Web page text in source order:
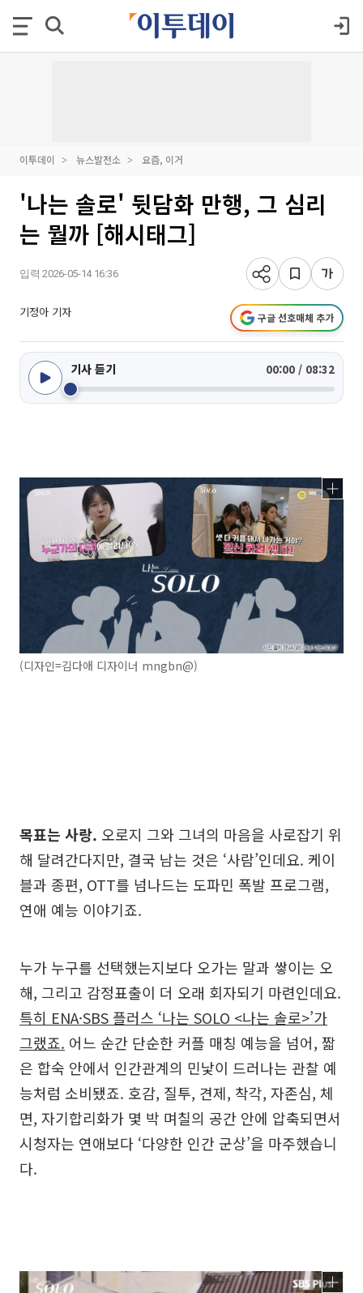
이투데이 뉴스발전소 요즘, 이거
'나는 솔로' 뒷담화 만행, 그 심리
는 뭘까 [해시태그]
입력 2026-05-14 16:36
기정아 기자 구글 선호매체 추가
기사 듣기 00:00 / 08:32
(디자인=김다애 디자이너 mngbn@)
목표는 사랑. 오로지 그와 그녀의 마음을 사로잡기 위
해 달려간다지만, 결국 남는 것은 ‘사람’인데요. 케이
블과 종편, OTT를 넘나드는 도파민 폭발 프로그램,
연애 예능 이야기죠.
누가 누구를 선택했는지보다 오가는 말과 쌓이는 오
해, 그리고 감정표출이 더 오래 회자되기 마련인데요.
특히 ENA·SBS 플러스 ‘나는 SOLO <나는 솔로>’가
그랬죠. 어느 순간 단순한 커플 매칭 예능을 넘어, 짧
은 합숙 안에서 인간관계의 민낯이 드러나는 관찰 예
능처럼 소비됐죠. 호감, 질투, 견제, 착각, 자존심, 체
면, 자기합리화가 몇 박 며칠의 공간 안에 압축되면서
시청자는 연애보다 ‘다양한 인간 군상’을 마주했습니
다.